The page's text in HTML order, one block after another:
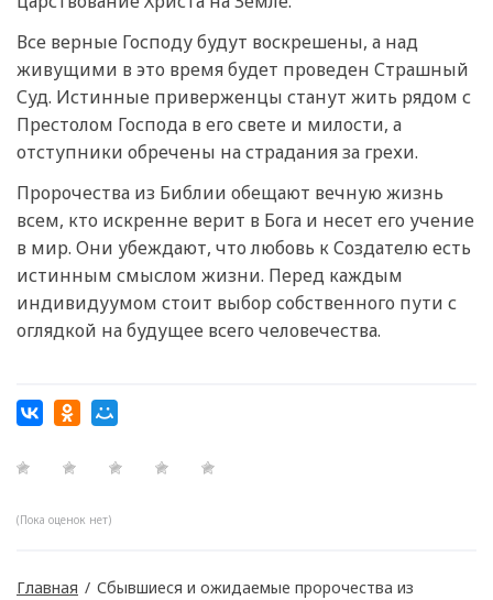
Все верные Господу будут воскрешены, а над
живущими в это время будет проведен Страшный
Суд. Истинные приверженцы станут жить рядом с
Престолом Господа в его свете и милости, а
отступники обречены на страдания за грехи.
Пророчества из Библии обещают вечную жизнь
всем, кто искренне верит в Бога и несет его учение
в мир. Они убеждают, что любовь к Создателю есть
истинным смыслом жизни. Перед каждым
индивидуумом стоит выбор собственного пути с
оглядкой на будущее всего человечества.
(Пока оценок нет)
Главная / Сбывшиеся и ожидаемые пророчества из